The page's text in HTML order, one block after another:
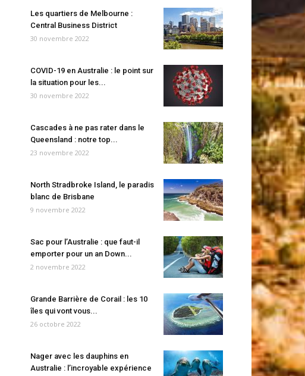
Les quartiers de Melbourne :
Central Business District
30 novembre 2022
COVID-19 en Australie : le point sur
la situation pour les...
30 novembre 2022
Cascades à ne pas rater dans le
Queensland : notre top...
23 novembre 2022
North Stradbroke Island, le paradis
blanc de Brisbane
9 novembre 2022
Sac pour l’Australie : que faut-il
emporter pour un an Down...
2 novembre 2022
Grande Barrière de Corail : les 10
îles qui vont vous...
26 octobre 2022
Nager avec les dauphins en
Australie : l’incroyable expérience